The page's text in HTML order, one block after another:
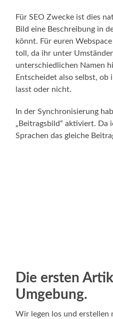
Für SEO Zwecke ist dies
Bild eine Beschreibung in
könnt. Für euren
toll, da ihr unter
unterschiedlichen Namen
Entscheidet also selbst,
lasst oder nicht.
In der Synchronisierung
„Beitragsbild“ aktiviert. Da
Sprachen das gleiche
Die ersten
Umgebung.
Wir legen los und erstellen